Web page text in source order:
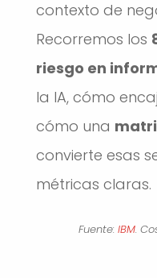
contexto de
Recorremos los
riesgo en
la IA, cómo
cómo una
convierte esas
métricas claras.
Fuente:IBM.